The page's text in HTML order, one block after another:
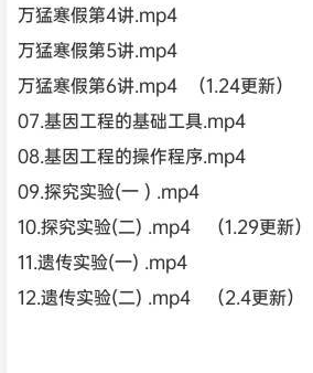
万猛寒假第4讲.mp4
万猛寒假第5讲.mp4
万猛寒假第6讲.mp4 （1.24更新）
07.基因工程的基础工具.mp4
08.基因工程的操作程序.mp4
09.探究实验(一 ) .mp4
10.探究实验(二) .mp4 （1.29更新）
11.遗传实验(一) .mp4
12.遗传实验(二) .mp4 （2.4更新）